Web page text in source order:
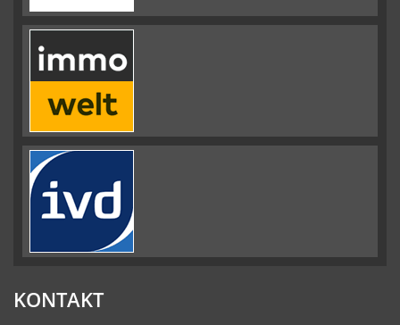
KONTAKT